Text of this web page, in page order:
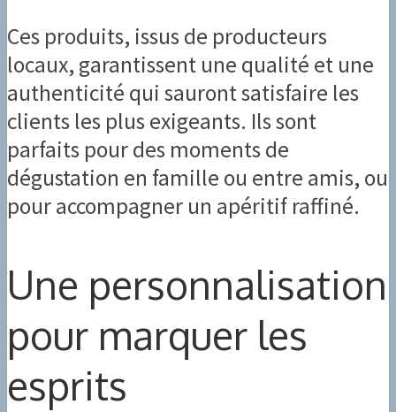
Ces produits, issus de producteurs
locaux, garantissent une qualité et une
authenticité qui sauront satisfaire les
clients les plus exigeants. Ils sont
parfaits pour des moments de
dégustation en famille ou entre amis, ou
pour accompagner un apéritif raffiné.
Une personnalisation
pour marquer les
esprits